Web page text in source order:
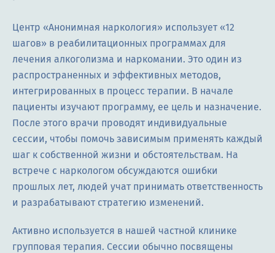
Центр «Анонимная наркология» использует «12
шагов» в реабилитационных программах для
лечения алкоголизма и наркомании. Это один из
распространенных и эффективных методов,
интегрированных в процесс терапии. В начале
пациенты изучают программу, ее цель и назначение.
После этого врачи проводят индивидуальные
сессии, чтобы помочь зависимым применять каждый
шаг к собственной жизни и обстоятельствам. На
встрече с наркологом обсуждаются ошибки
прошлых лет, людей учат принимать ответственность
и разрабатывают стратегию изменений.
Активно используется в нашей частной клинике
групповая терапия. Сессии обычно посвящены